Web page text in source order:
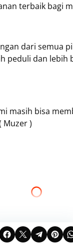
terbaik bagi
dari semua
peduli dan lebih
masih bisa
Muzer )